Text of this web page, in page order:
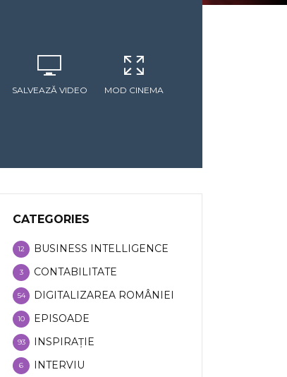
SALVEAZĂ VIDEO MOD CINEMA
CATEGORIES
BUSINESS INTELLIGENCE
12
CONTABILITATE
3
DIGITALIZAREA ROMÂNIEI
54
EPISOADE
10
INSPIRAȚIE
93
INTERVIU
6